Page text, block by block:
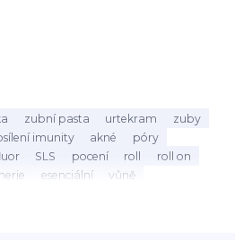
zubní pasta urtekram
zuby
imunity akné
póry
SLS pocení roll
roll on
esenciální
vůně